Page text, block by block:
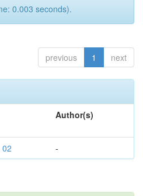
0.003 seconds).
previous 1 next
Author(s)
02 -